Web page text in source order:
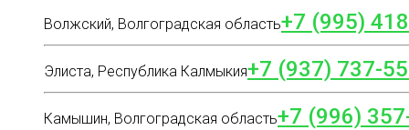
Волжский, Волгоградская область+7 (995)
Элиста, Республика Калмыкия+7 (937) 737-
Камышин, Волгоградская область+7 (996)